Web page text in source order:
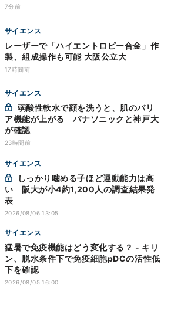
7分前
サイエンス
レーザーで「ハイエントロピー合金」作
製、組成操作も可能 大阪公立大
17時間前
サイエンス
ア機能が上がる パナソニックと神戸大
が確認
23時間前
サイエンス
い 阪大が小4約1,200人の調査結果発
表
2026/08/06 13:05
サイエンス
猛暑で免疫機能はどう変化する？ - キリ
ン、脱水条件下で免疫細胞pDCの活性低
下を確認
2026/08/05 16:00